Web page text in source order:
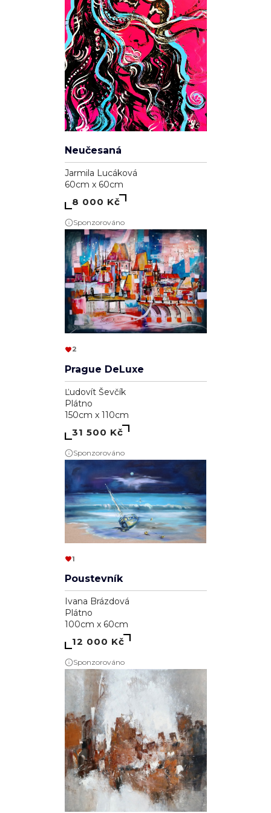
Neučesaná
Jarmila Lucáková
60cm x 60cm
8 000 Kč
Sponzorováno
2
Prague DeLuxe
Ľudovít Ševčík
Plátno
150cm x 110cm
31 500 Kč
Sponzorováno
1
Poustevník
Ivana Brázdová
Plátno
100cm x 60cm
12 000 Kč
Sponzorováno